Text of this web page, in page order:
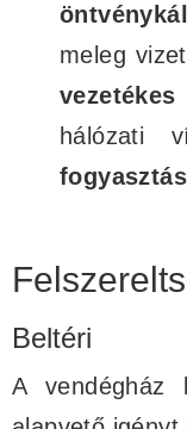
meleg vizet
hálózati
Beltéri
A vendégház